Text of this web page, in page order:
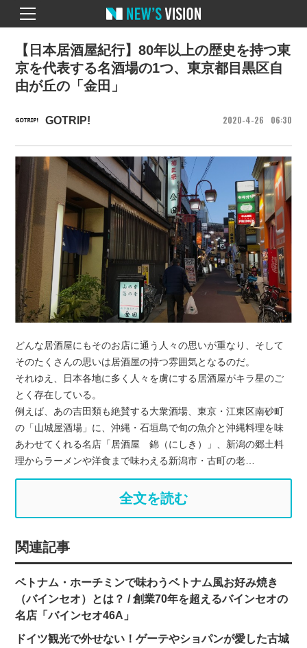
GOTRIP! 2020 4 26 06 30
【日本居酒屋紀行】80年以上の歴史を持つ東
京を代表する名酒場の1つ、東京都目黒区自
由が丘の「金田」
どんな居酒屋にもそのお店に通う人々の思いが重なり、そして
そのたくさんの思いは居酒屋の持つ雰囲気となるのだ。
それゆえ、日本各地に多く人々を虜にする居酒屋がキラ星のご
とく存在している。
例えば、あの吉田類も絶賛する大衆酒場、東京・江東区南砂町
の「山城屋酒場」に、沖縄・石垣島で旬の魚介と沖縄料理を味
あわせてくれる名店「居酒屋 錦（にしき）」、新潟の郷土料
理からラーメンや洋食まで味わえる新潟市・古町の老…
全文を読む
関連記事
ベトナム・ホーチミンで味わうベトナム風お好み焼き
（バインセオ）とは？ / 創業70年を超えるバインセオの
名店「バインセオ46A」
ドイツ観光で外せない！ゲーテやショパンが愛した古城